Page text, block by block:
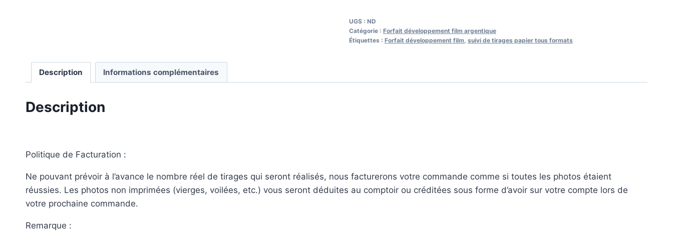
+
Tirage
papier
120
UGS : ND
Catégorie : Forfait développement film argentique
Étiquettes : Forfait développement film suivi de tirages papier tous formats
Description Informations complémentaires
Description
Politique de Facturation :
Ne pouvant prévoir à l’avance le nombre réel de tirages qui seront réalisés, nous facturerons votre commande comme si toutes les photos étaient
réussies. Les photos non imprimées (vierges, voilées, etc.) vous seront déduites au comptoir ou créditées sous forme d’avoir sur votre compte lors de
votre prochaine commande.
Remarque :